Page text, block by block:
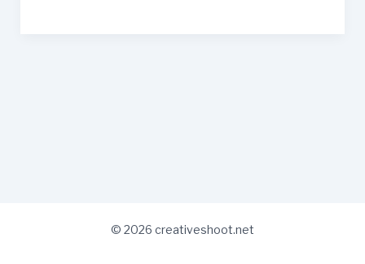
© 2026 creativeshoot.net